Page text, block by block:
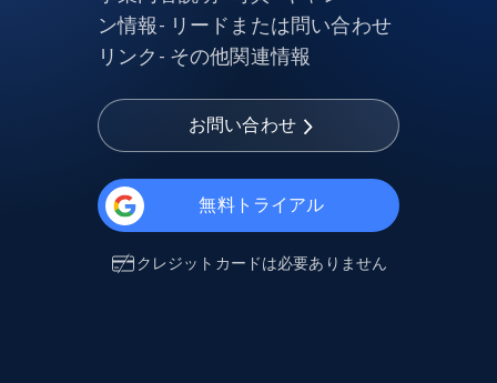
ン情報- リードまたは問い合わせ
リンク- その他関連情報
お問い合わせ
無料トライアル
クレジットカードは必要ありません